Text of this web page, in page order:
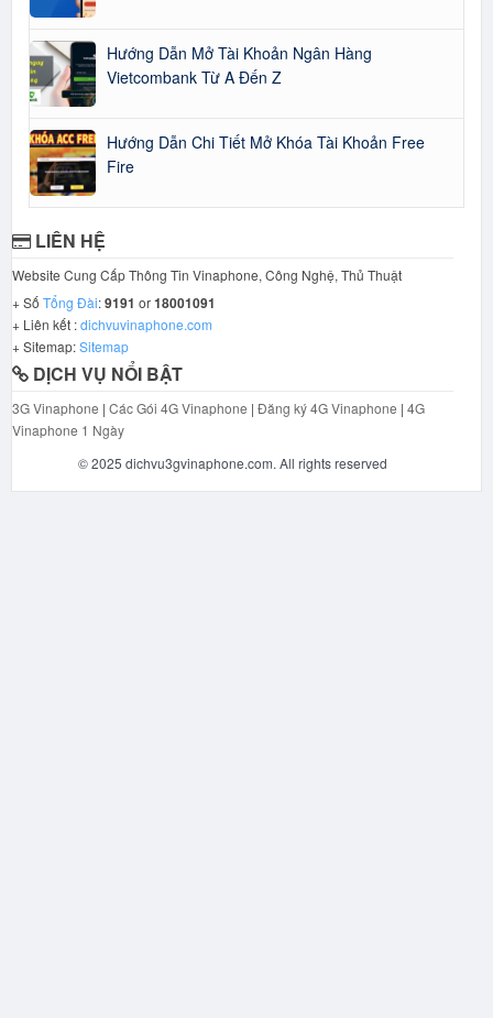
Hướng Dẫn Mở Tài Khoản Ngân Hàng
Vietcombank Từ A Đến Z
Hướng Dẫn Chi Tiết Mở Khóa Tài Khoản Free
Fire
LIÊN HỆ
Website Cung Cấp Thông Tin Vinaphone, Công Nghệ, Thủ Thuật
+ Số Tổng Đài:9191 or18001091
+ Liên kết :dichvuvinaphone.com
+ Sitemap:Sitemap
DỊCH VỤ NỔI BẬT
3G Vinaphone | Các Gói 4G Vinaphone | Đăng ký 4G Vinaphone | 4G
Vinaphone 1 Ngày
© 2025 dichvu3gvinaphone.com. All rights reserved